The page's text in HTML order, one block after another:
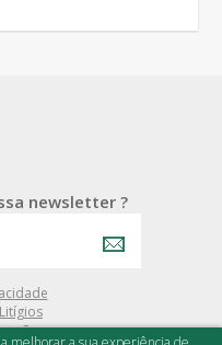
newsletter ?